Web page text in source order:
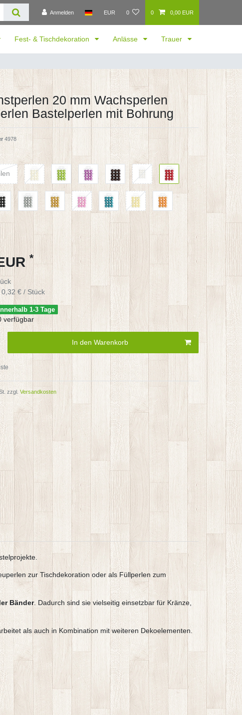
Anmelden EUR 0 0 0,00 EUR
Fest- & Tischdekoration Anlässe Trauer
20 mm Wachsperlen
Bastelperlen mit Bohrung
4978
*
0,32 € / Stück
1-3 Tage
verfügbar
In den Warenkorb
zzgl. Versandkosten
zur Tischdekoration oder als Füllperlen zum
Bänder. Dadurch sind sie vielseitig einsetzbar für Kränze,
als auch in Kombination mit weiteren Dekoelementen.